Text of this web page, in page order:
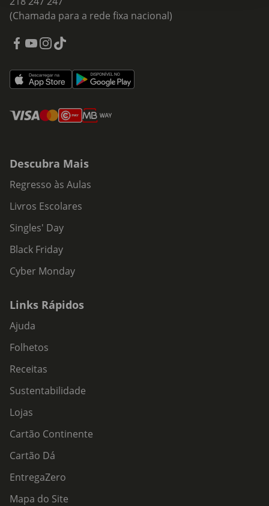
(Chamada para a rede fixa nacional)
Descubra Mais
Regresso às Aulas
Livros Escolares
Singles' Day
Black Friday
Cyber Monday
Links Rápidos
Ajuda
Folhetos
Receitas
Sustentabilidade
Lojas
Cartão Continente
Cartão Dá
EntregaZero
Mapa do Site